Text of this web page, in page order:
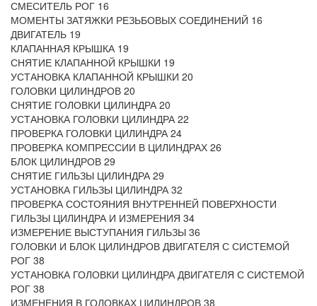
СМЕСИТЕЛЬ РОГ 16
МОМЕНТЫ ЗАТЯЖКИ РЕЗЬБОВЫХ СОЕДИНЕНИЙ 16
ДВИГАТЕЛЬ 19
КЛАПАННАЯ КРЫШКА 19
СНЯТИЕ КЛАПАННОЙ КРЫШКИ 19
УСТАНОВКА КЛАПАННОЙ КРЫШКИ 20
ГОЛОВКИ ЦИЛИНДРОВ 20
СНЯТИЕ ГОЛОВКИ ЦИЛИНДРА 20
УСТАНОВКА ГОЛОВКИ ЦИЛИНДРА 22
ПРОВЕРКА ГОЛОВКИ ЦИЛИНДРА 24
ПРОВЕРКА КОМПРЕССИИ В ЦИЛИНДРАХ 26
БЛОК ЦИЛИНДРОВ 29
СНЯТИЕ ГИЛЬЗЫ ЦИЛИНДРА 29
УСТАНОВКА ГИЛЬЗЫ ЦИЛИНДРА 32
ПРОВЕРКА СОСТОЯНИЯ ВНУТРЕННЕЙ ПОВЕРХНОСТИ
ГИЛЬЗЫ ЦИЛИНДРА И ИЗМЕРЕНИЯ 34
ИЗМЕРЕНИЕ ВЫСТУПАНИЯ ГИЛЬЗЫ 36
ГОЛОВКИ И БЛОК ЦИЛИНДРОВ ДВИГАТЕЛЯ С СИСТЕМОЙ
РОГ 38
УСТАНОВКА ГОЛОВКИ ЦИЛИНДРА ДВИГАТЕЛЯ С СИСТЕМОЙ
РОГ 38
ИЗМЕНЕНИЯ В ГОЛОВКАХ ЦИЛИНДРОВ 38